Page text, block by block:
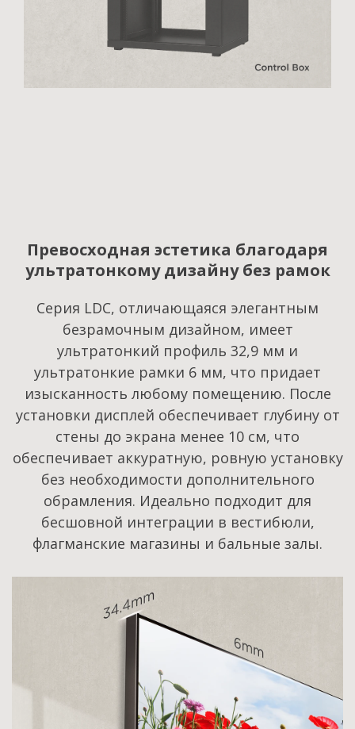
Превосходная эстетика благодаря
ультратонкому дизайну без рамок
Серия LDC, отличающаяся элегантным
безрамочным дизайном, имеет
ультратонкий профиль 32,9 мм и
ультратонкие рамки 6 мм, что придает
изысканность любому помещению. После
установки дисплей обеспечивает глубину от
стены до экрана менее 10 см, что
обеспечивает аккуратную, ровную установку
без необходимости дополнительного
обрамления. Идеально подходит для
бесшовной интеграции в вестибюли,
флагманские магазины и бальные залы.​